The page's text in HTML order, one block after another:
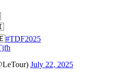
#TDF2025
July 22, 2025